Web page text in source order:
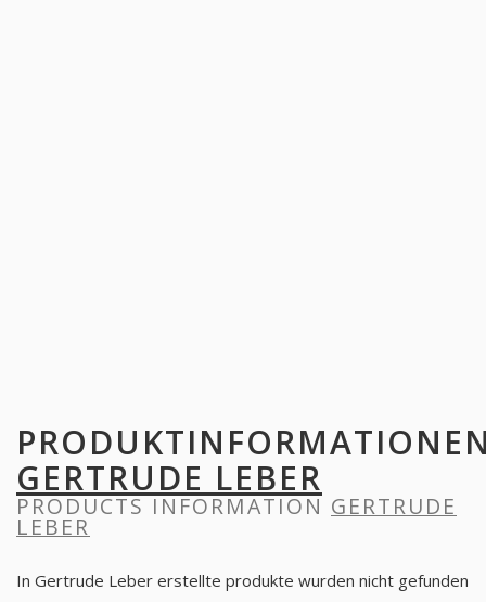
GERTRUDE LEBER
PRODUCTS INFORMATION GERTRUDE
LEBER
In Gertrude Leber erstellte produkte wurden nicht gefunden